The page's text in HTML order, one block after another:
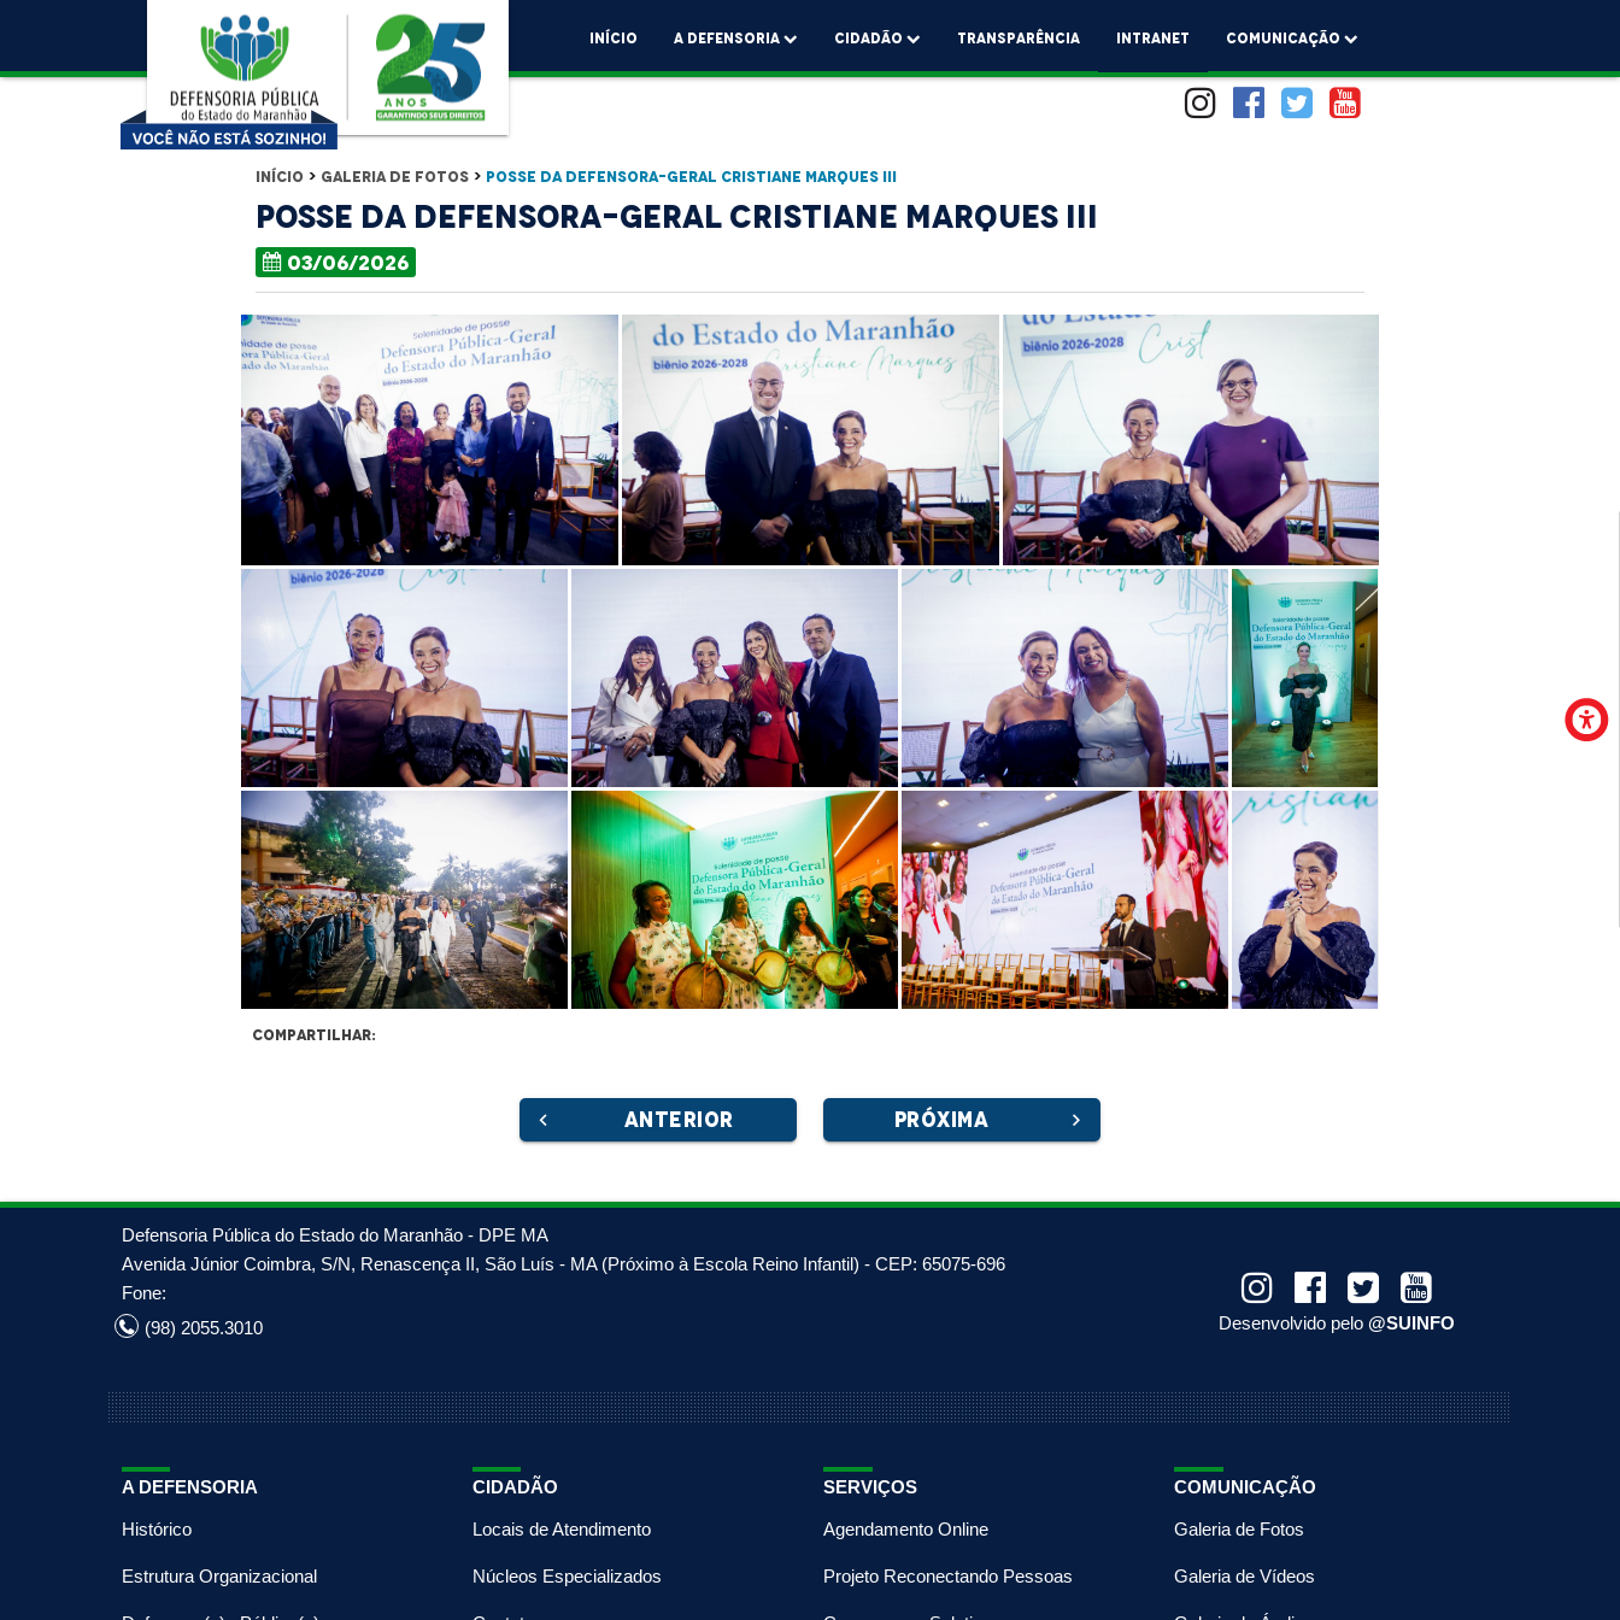
Início A Defensoria Cidadão Transparência Intranet comunicação
Início > Galeria de Fotos> Posse da Defensora-Geral Cristiane Marques III
Posse da Defensora-Geral Cristiane Marques III
03/06/2026
Compartilhar:
chevron_left ANTERIOR PRÓXIMA chevron_right
Defensoria Pública do Estado do Maranhão - DPE MA
Avenida Júnior Coimbra, S/N, Renascença II, São Luís - MA (Próximo à Escola Reino Infantil) - CEP: 65075-696
Fone:
(98) 2055.3010
Desenvolvido pelo @SUINFO
A DEFENSORIA
Histórico
Estrutura Organizacional
CIDADÃO
Locais de Atendimento
Núcleos Especializados
SERVIÇOS
Agendamento Online
Projeto Reconectando Pessoas
COMUNICAÇÃO
Galeria de Fotos
Galeria de Vídeos